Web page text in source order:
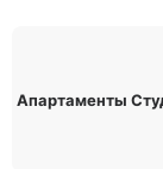
Апартаменты